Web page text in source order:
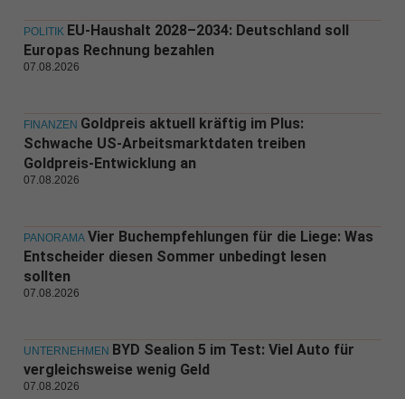
POLITIK EU-Haushalt 2028–2034: Deutschland soll
Europas Rechnung bezahlen
07.08.2026
FINANZEN Goldpreis aktuell kräftig im Plus:
Schwache US-Arbeitsmarktdaten treiben
Goldpreis-Entwicklung an
07.08.2026
PANORAMA Vier Buchempfehlungen für die Liege: Was
Entscheider diesen Sommer unbedingt lesen
sollten
07.08.2026
UNTERNEHMEN BYD Sealion 5 im Test: Viel Auto für
vergleichsweise wenig Geld
07.08.2026